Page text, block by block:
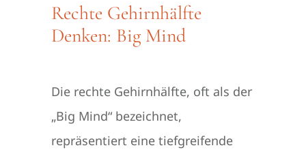
Rechte Gehirnhälfte
Denken: Big Mind
Die rechte Gehirnhälfte, oft als der
„Big Mind“ bezeichnet,
repräsentiert eine tiefgreifende